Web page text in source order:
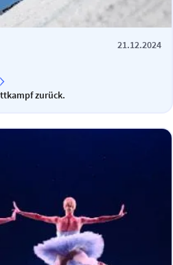
21.12.2024
zurück.